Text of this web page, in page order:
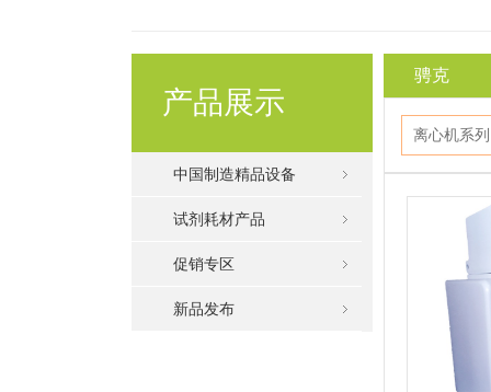
产品展示
中国制造精品设备
试剂耗材产品
促销专区
新品发布
骋克
离心机系列